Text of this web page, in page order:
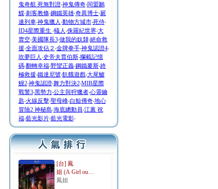
鬼奇航 死無對證‧神鬼傳奇‧同盟鶼
鰈‧刺客教條‧鋼鐵英雄‧奇異博士‧屍
速列車‧神鬼獵人 ‧動物方城市‧死侍‧
ID4星際重生 ‧蟻人 ‧侏羅紀世界‧大
賣空‧美國隊長3‧做我的奴隸‧絕命救
援‧全面攻佔２ ‧金牌拳手‧神鬼認證4‧
吹夢巨人 ‧史帝夫賈伯斯‧攔截記憶
碼‧翻轉幸福‧野蠻正義‧鋼鐵麥斯‧終
極救援‧鐵達尼號‧飢餓遊戲‧大尾鱸
鰻2‧神鬼認證‧舞力對決2‧MIB星際
戰警3‧黑勢力‧公主與狩獵者‧心靈鑰
匙‧火線反擊‧聖母峰‧白鯨傳奇‧地心
冒險2 神秘島‧海底總動員‧江蕙 祝
福‧藍光影片‧藍光電影‧
[台] 鳳
姐 (A Girl ou…
鳳姐